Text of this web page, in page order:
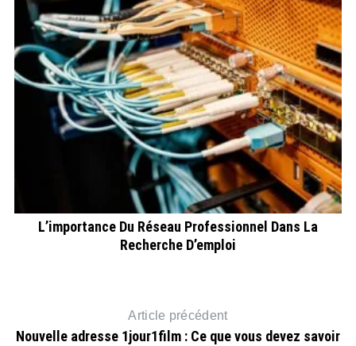
L’importance Du Réseau Professionnel Dans La
Recherche D’emploi
Article précédent
Nouvelle adresse 1jour1film : Ce que vous devez savoir